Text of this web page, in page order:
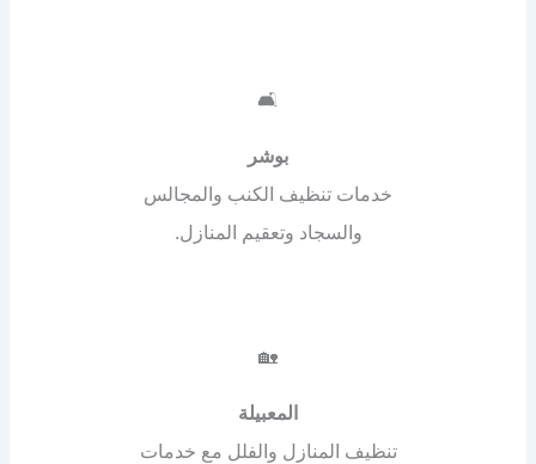
🛋️
بوشر
خدمات تنظيف الكنب والمجالس
والسجاد وتعقيم المنازل.
🏡
المعبيلة
تنظيف المنازل والفلل مع خدمات